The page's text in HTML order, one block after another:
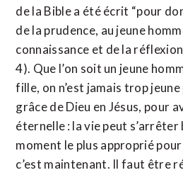
de la Bible a été écrit “pour
de la prudence, au jeune
connaissance et de la
4). Que l’on soit un jeune
fille, on n’est jamais trop
grâce de Dieu en Jésus, pour
éternelle : la vie peut
moment le plus approprié
c’est maintenant. Il faut être